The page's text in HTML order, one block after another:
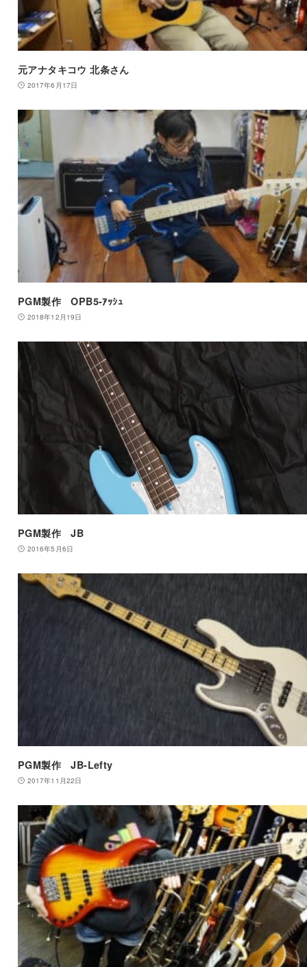
元アナタキコウ 北条さん
2017年6月17日
PGM製作 OPB5-ｱｯｼｭ
2018年12月19日
PGM製作 JB
2016年5月6日
PGM製作 JB-Lefty
2017年11月22日